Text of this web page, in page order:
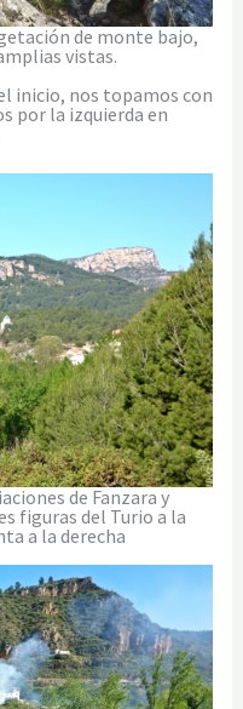
de monte bajo,
vistas.
inicio, nos topamos con
por la izquierda en
de Fanzara y
figuras del Turio a la
a la derecha